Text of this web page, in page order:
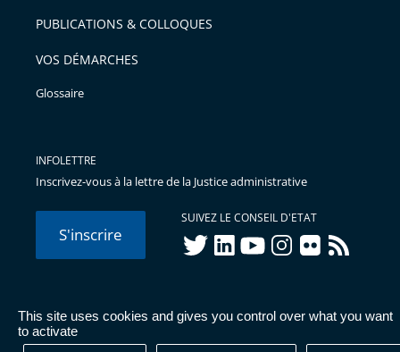
This site uses cookies and gives you control over what you want
to activate
PUBLICATIONS & COLLOQUES
VOS DÉMARCHES
Glossaire
INFOLETTRE
Inscrivez-vous à la lettre de la Justice administrative
S'inscrire
SUIVEZ LE CONSEIL D'ETAT
twitterlinkedInyoutubeinstagram
flickr rss
© Conseil d'État 2026 - Mentions légales
Données
personnelles-Publications administratives-Accessibilité :